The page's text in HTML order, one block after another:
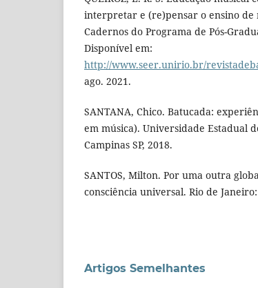
interpretar e (re)pensar o ensino de
Cadernos do Programa de Pós-
Disponível em:
http://www.seer.unirio.br/
ago. 2021.
SANTANA, Chico. Batucada:
em música). Universidade Estadual
Campinas SP, 2018.
SANTOS, Milton. Por uma outra
consciência universal. Rio de
Artigos Semelhantes